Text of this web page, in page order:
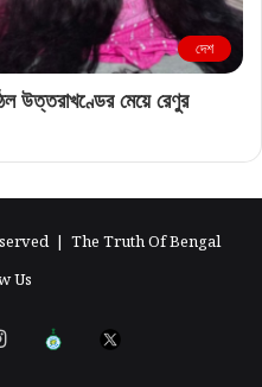
দেশ
উত্তরাখণ্ডের মেয়ে রেণুর
| The Truth Of Bengal
Us
Instagram
এগিয়ে